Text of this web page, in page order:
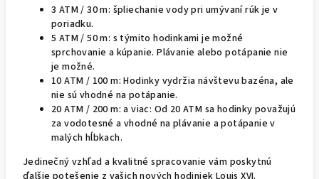
3 ATM / 30 m: špliechanie vody pri umývaní rúk je v
poriadku.
5 ATM / 50 m: s týmito hodinkami je možné
sprchovanie a kúpanie. Plávanie alebo potápanie nie
je možné.
10 ATM / 100 m: Hodinky vydržia návštevu bazéna, ale
nie sú vhodné na potápanie.
20 ATM / 200 m: a viac: Od 20 ATM sa hodinky považujú
za vodotesné a vhodné na plávanie a potápanie v
malých hĺbkach.
Jedinečný vzhľad a kvalitné spracovanie vám poskytnú
ďalšie potešenie z vašich nových hodiniek Louis XVI.